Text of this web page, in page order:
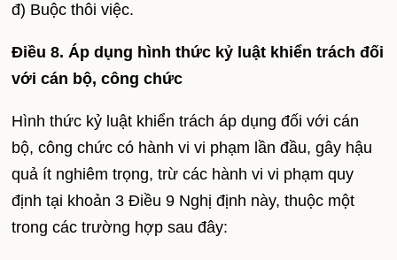
đ) Buộc thôi việc.
Điều 8. Áp dụng hình thức kỷ luật khiển trách đối
với cán bộ, công chức
Hình thức kỷ luật khiển trách áp dụng đối với cán
bộ, công chức có hành vi vi phạm lần đầu, gây hậu
quả ít nghiêm trọng, trừ các hành vi vi phạm quy
định tại khoản 3 Điều 9 Nghị định này, thuộc một
trong các trường hợp sau đây: